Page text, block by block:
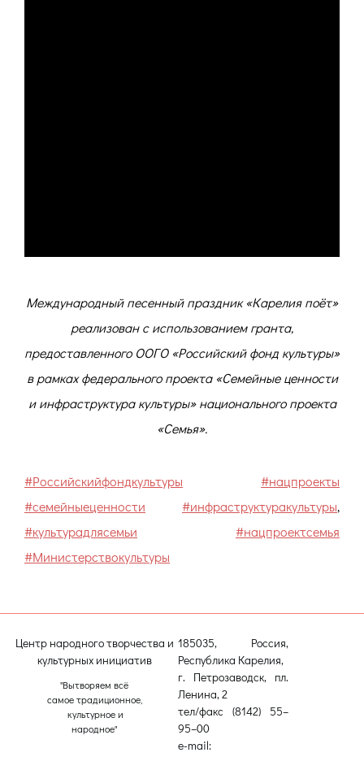
Международный песенный праздник «Карелия поёт»
реализован с использованием гранта,
предоставленного ООГО «Российский фонд культуры»
в рамках федерального проекта «Семейные ценности
и инфраструктура культуры» национального проекта
«Семья».
#Российскийфондкультуры
#нацпроекты
#семейныеценности
#инфраструктуракультуры,
#культурадлясемьи
#нацпроектсемья
#Министерствокультуры
Центр народного творчества и
культурных инициатив
"Вытворяем всё
самое традиционное,
культурное и
народное"
185035, Россия,
Республика Карелия,
г. Петрозаводск, пл.
Ленина, 2
тел/факс (8142) 55–
95–00
e-mail: